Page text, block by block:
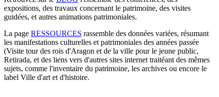
expositions, des travaux concernant le patrimoine, des visites
guidées, et autres animations patrimoniales.
La page RESSOURCES rassemble des données variées, résumant
les manifestations culturelles et patrimoniales des années passée
(Visite tour des rois d'Aragon et de la ville pour le jeune public,
Retirada, et des liens vers d'autres sites internet traitéant des mêmes
sujets, comme l'inventaire du patrimoine, les archives ou encore le
label Ville d'art et d'histoire.